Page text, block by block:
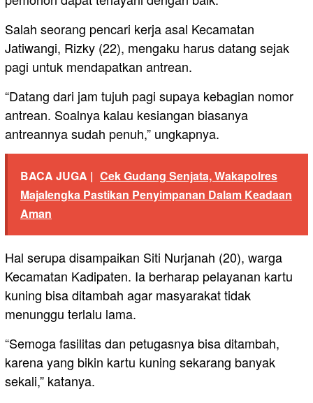
Salah seorang pencari kerja asal Kecamatan
Jatiwangi, Rizky (22), mengaku harus datang sejak
pagi untuk mendapatkan antrean.
“Datang dari jam tujuh pagi supaya kebagian nomor
antrean. Soalnya kalau kesiangan biasanya
antreannya sudah penuh,” ungkapnya.
BACA JUGA | Cek Gudang Senjata, Wakapolres
Majalengka Pastikan Penyimpanan Dalam Keadaan
Aman
Hal serupa disampaikan Siti Nurjanah (20), warga
Kecamatan Kadipaten. Ia berharap pelayanan kartu
kuning bisa ditambah agar masyarakat tidak
menunggu terlalu lama.
“Semoga fasilitas dan petugasnya bisa ditambah,
karena yang bikin kartu kuning sekarang banyak
sekali,” katanya.